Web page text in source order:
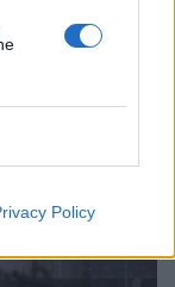
Policy